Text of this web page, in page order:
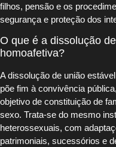
filhos, pensão e os
segurança e proteção dos
O que é a dissolução
homoafetiva?
A dissolução de união
põe fim à convivência
objetivo de constituição de
sexo. Trata-se do mesmo
heterossexuais, com
patrimoniais, sucessórios e